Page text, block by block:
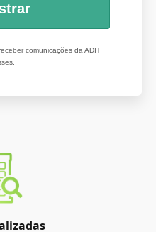
comunicações da ADIT